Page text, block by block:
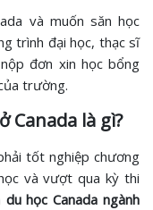
và muốn săn học
trình đại học, thạc sĩ
đơn xin học bổng
trường.
là gì?
tốt nghiệp chương
và vượt qua kỳ thi
du học Canada ngành